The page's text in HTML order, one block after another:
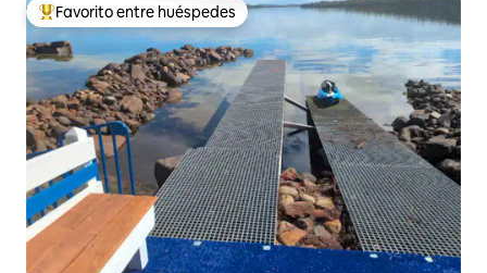
Favorito entre huéspedes preferido
Favorito entre huéspedes